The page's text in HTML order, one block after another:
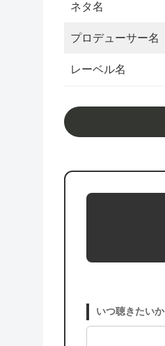
ネタ名
プロデューサー名
レーベル名
いつ聴きたいか